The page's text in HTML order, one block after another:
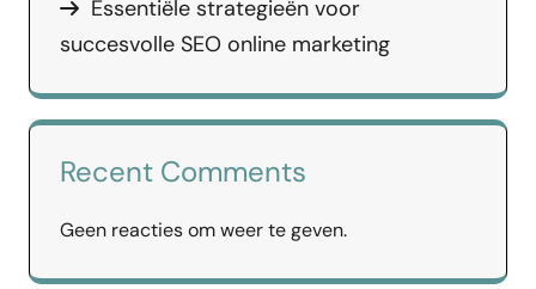
Essentiële strategieën voor
succesvolle SEO online marketing
Recent Comments
Geen reacties om weer te geven.